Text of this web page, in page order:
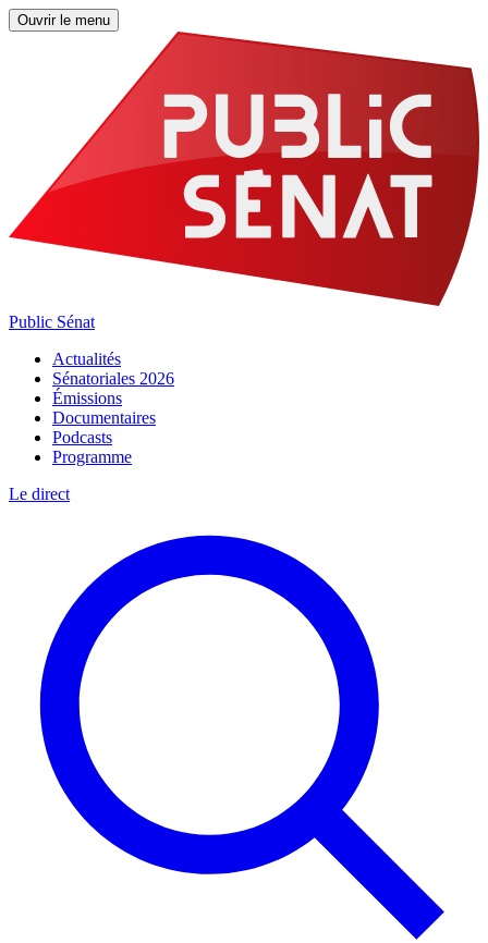
Ouvrir le menu
Public Sénat
Actualités
Sénatoriales 2026
Émissions
Documentaires
Podcasts
Programme
Le direct